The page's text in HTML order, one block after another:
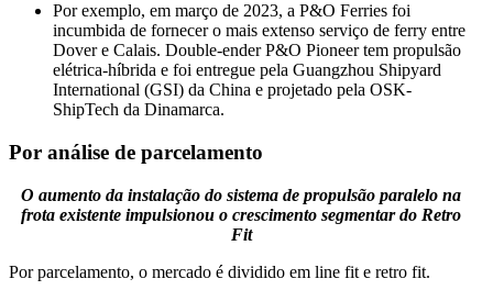
Por exemplo, em março de 2023, a P&O Ferries foi
incumbida de fornecer o mais extenso serviço de ferry entre
Dover e Calais. Double-ender P&O Pioneer tem propulsão
elétrica-híbrida e foi entregue pela Guangzhou Shipyard
International (GSI) da China e projetado pela OSK-
ShipTech da Dinamarca.
Por análise de parcelamento
O aumento da instalação do sistema de propulsão paralelo na
frota existente impulsionou o crescimento segmentar do Retro
Fit
Por parcelamento, o mercado é dividido em line fit e retro fit.